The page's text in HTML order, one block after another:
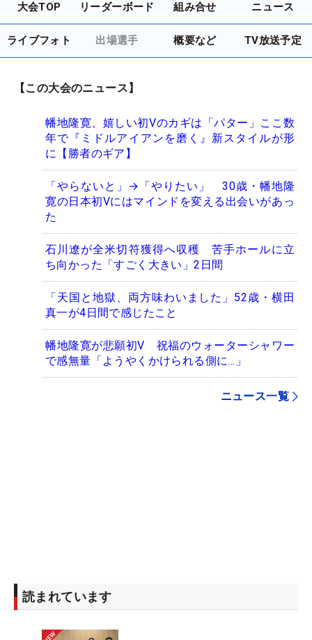
大会TOP リーダーボード 組み合せ ニュース
ライブフォト 出場選手 概要など TV放送予定
【この大会のニュース】
幡地隆寛、嬉しい初Vのカギは「パター」ここ数
年で『ミドルアイアンを磨く』新スタイルが形
に【勝者のギア】
「やらないと」→「やりたい」 30歳・幡地隆
寛の日本初Vにはマインドを変える出会いがあっ
た
石川遼が全米切符獲得へ収穫 苦手ホールに立
ち向かった「すごく大きい」2日間
「天国と地獄、両方味わいました」52歳・横田
真一が4日間で感じたこと
幡地隆寛が悲願初V 祝福のウォーターシャワー
で感無量「ようやくかけられる側に…」
ニュース一覧
読まれています